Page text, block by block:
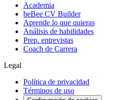
Academia
beBee CV Builder
Aprende lo que quieras
Análisis de habilidades
Prep. entrevistas
Coach de Carrera
Legal
Política de privacidad
Términos de uso